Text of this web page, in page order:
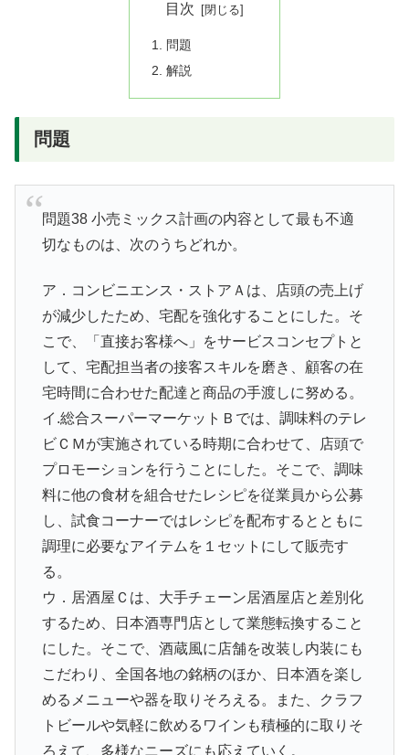
目次
問題
解説
問題
問題38 小売ミックス計画の内容として最も不適
切なものは、次のうちどれか。
ア．コンビニエンス・ストアＡは、店頭の売上げ
が減少したため、宅配を強化することにした。そ
こで、「直接お客様へ」をサービスコンセプトと
して、宅配担当者の接客スキルを磨き、顧客の在
宅時間に合わせた配達と商品の手渡しに努める。
イ.総合スーパーマーケットＢでは、調味料のテレ
ビＣＭが実施されている時期に合わせて、店頭で
プロモーションを行うことにした。そこで、調味
料に他の食材を組合せたレシピを従業員から公募
し、試食コーナーではレシピを配布するとともに
調理に必要なアイテムを１セットにして販売す
る。
ウ．居酒屋Ｃは、大手チェーン居酒屋店と差別化
するため、日本酒専門店として業態転換すること
にした。そこで、酒蔵風に店舗を改装し内装にも
こだわり、全国各地の銘柄のほか、日本酒を楽し
めるメニューや器を取りそろえる。また、クラフ
トビールや気軽に飲めるワインも積極的に取りそ
ろえて、多様なニーズにも応えていく。